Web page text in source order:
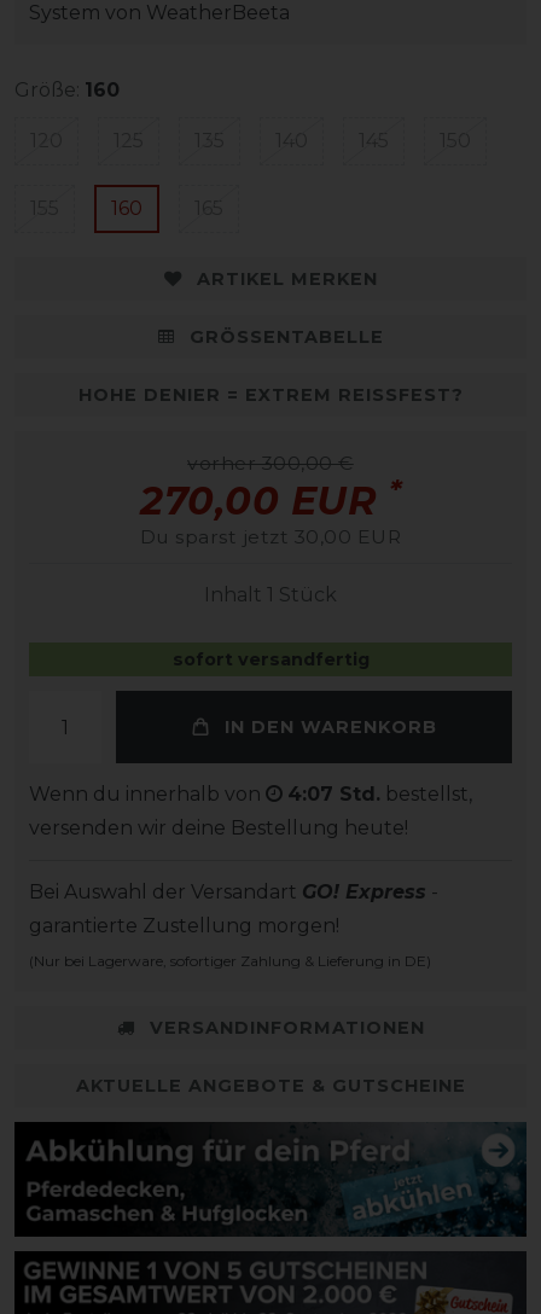
System von WeatherBeeta
Größe: 160
160
ARTIKEL MERKEN
GRÖSSENTABELLE
HOHE DENIER = EXTREM REISSFEST?
vorher 300,00 €
270,00 EUR *
Du sparst jetzt 30,00 EUR
Inhalt 1 Stück
sofort versandfertig
IN DEN WARENKORB
Wenn du innerhalb von 4:07 Std. bestellst,
versenden wir deine Bestellung heute!
Bei Auswahl der Versandart GO! Express -
garantierte Zustellung morgen!
(Nur bei Lagerware, sofortiger Zahlung & Lieferung in DE)
VERSANDINFORMATIONEN
AKTUELLE ANGEBOTE & GUTSCHEINE